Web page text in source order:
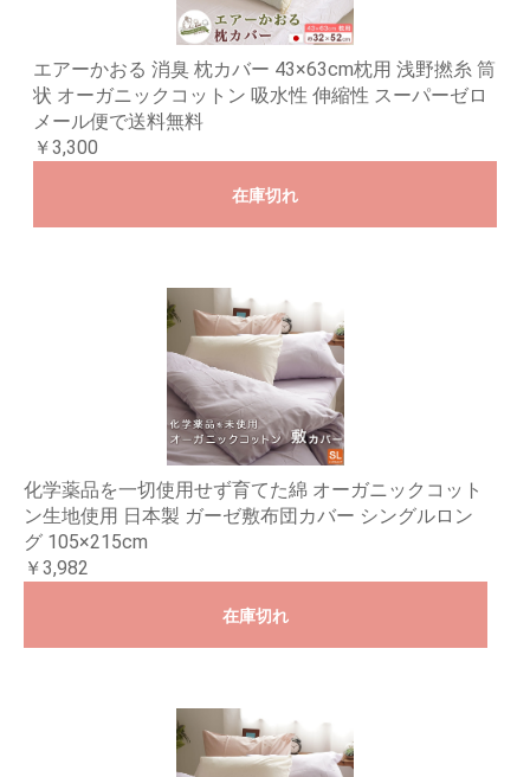
エアーかおる 消臭 枕カバー 43×63cm枕用 浅野撚糸 筒
状 オーガニックコットン 吸水性 伸縮性 スーパーゼロ
メール便で送料無料
￥3,300
在庫切れ
化学薬品を一切使用せず育てた綿 オーガニックコット
ン生地使用 日本製 ガーゼ敷布団カバー シングルロン
グ 105×215cm
￥3,982
在庫切れ